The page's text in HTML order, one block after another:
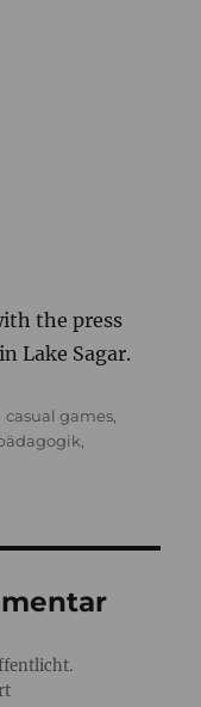
the press
Lake Sagar.
Kategorien
casual games,
,